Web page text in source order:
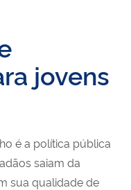
jovens
é a política pública
saiam da
sua qualidade de